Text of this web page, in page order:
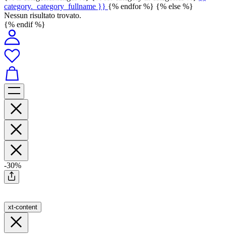
category._category_fullname }} {% endfor %} {% else %}
Nessun risultato trovato.
{% endif %}
-30%
xt-content